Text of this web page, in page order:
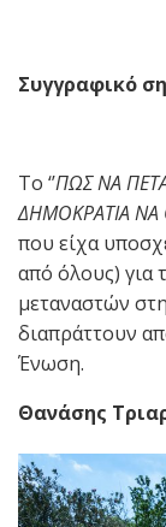
Συγγραφικό
To ‘’ΠΩΣ ΝΑ
ΔΗΜΟΚΡΑΤΙΑ ΝΑ
που είχα
από όλους) για
μεταναστών
διαπράττουν
Ένωση.
Θανάσης